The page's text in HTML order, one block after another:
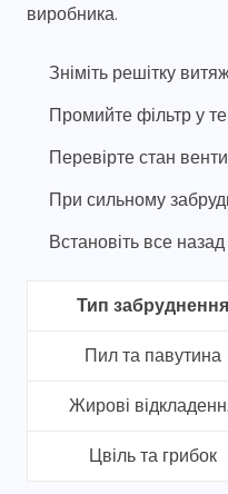
виробника.
Зніміть решітку
Промийте фільтр у
Перевірте стан
При сильному
Встановіть все
Тип забруднення
Пил та павутина
Жирові
Цвіль та грибок